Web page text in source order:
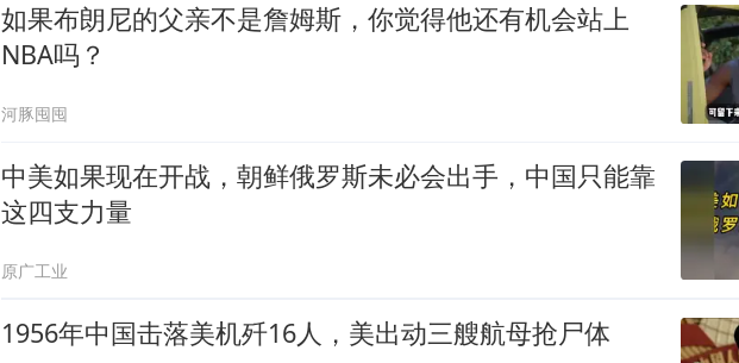
如果布朗尼的父亲不是詹姆斯，你觉得他还有机会站上
NBA吗？
河豚囤囤
中美如果现在开战，朝鲜俄罗斯未必会出手，中国只能靠
这四支力量
原广工业
1956年中国击落美机歼16人，美出动三艘航母抢尸体